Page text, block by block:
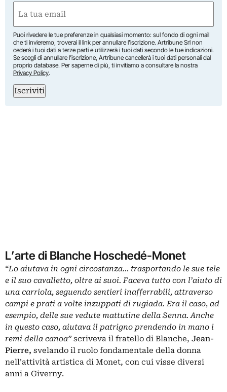
Nome
(Obbligatorio)
Puoi rivedere le tue preferenze in qualsiasi momento: sul fondo di ogni mail
che ti invieremo, troverai il link per annullare l’iscrizione. Artribune Srl non
cederà i tuoi dati a terze parti e utilizzerà i tuoi dati secondo le tue indicazioni.
Se scegli di annullare l’iscrizione, Artribune cancellerà i tuoi dati personali dal
proprio database. Per saperne di più, ti invitiamo a consultare la nostra
Privacy Policy.
Iscriviti
L’arte di Blanche Hoschedé-Monet
“Lo aiutava in ogni circostanza… trasportando le sue tele
e il suo cavalletto, oltre ai suoi. Faceva tutto con l’aiuto di
una carriola, seguendo sentieri inafferrabili, attraverso
campi e prati a volte inzuppati di rugiada. Era il caso, ad
esempio, delle sue vedute mattutine della Senna. Anche
in questo caso, aiutava il patrigno prendendo in mano i
remi della canoa” scriveva il fratello di Blanche, Jean-
Pierre, svelando il ruolo fondamentale della donna
nell’attività artistica di Monet, con cui visse diversi
anni a Giverny.